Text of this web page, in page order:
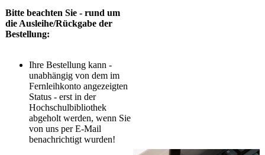
Bitte beachten Sie - rund um
die Ausleihe/Rückgabe der
Bestellung:
Ihre Bestellung kann -
unabhängig von dem im
Fernleihkonto angezeigten
Status - erst in der
Hochschulbibliothek
abgeholt werden, wenn Sie
von uns per E-Mail
benachrichtigt wurden!